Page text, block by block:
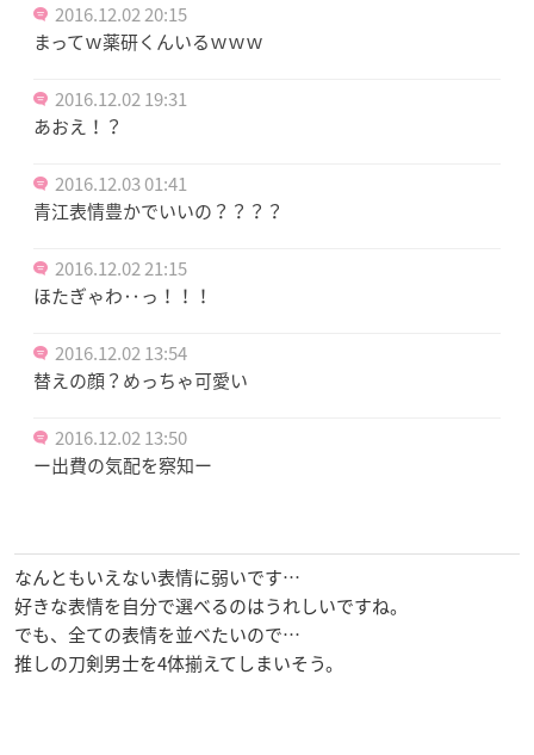
2016.12.02 20:15
まってｗ薬研くんいるｗｗｗ
2016.12.02 19:31
あおえ！？
2016.12.03 01:41
青江表情豊かでいいの？？？？
2016.12.02 21:15
ほたぎゃわ‥っ！！！
2016.12.02 13:54
替えの顔？めっちゃ可愛い
2016.12.02 13:50
ー出費の気配を察知ー
なんともいえない表情に弱いです…
好きな表情を自分で選べるのはうれしいですね。
でも、全ての表情を並べたいので…
推しの刀剣男士を4体揃えてしまいそう。